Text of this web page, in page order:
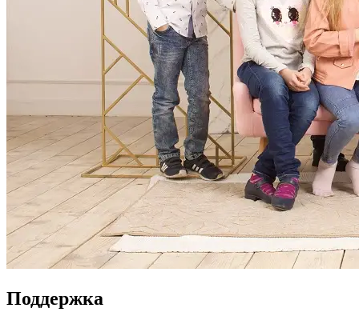
Поддержка